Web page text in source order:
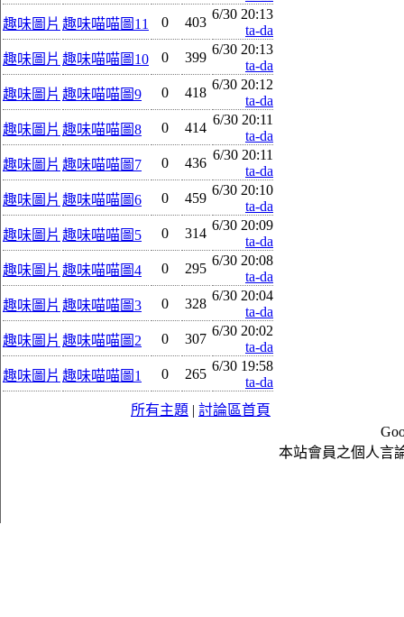
趣味圖片 趣味喵喵圖11 0 403
6/30 20:13
ta-da
趣味圖片 趣味喵喵圖10 0 399
6/30 20:13
ta-da
趣味圖片 趣味喵喵圖9 0 418
6/30 20:12
ta-da
趣味圖片 趣味喵喵圖8 0 414
6/30 20:11
ta-da
趣味圖片 趣味喵喵圖7 0 436
6/30 20:11
ta-da
趣味圖片 趣味喵喵圖6 0 459
6/30 20:10
ta-da
趣味圖片 趣味喵喵圖5 0 314
6/30 20:09
ta-da
趣味圖片 趣味喵喵圖4 0 295
6/30 20:08
ta-da
趣味圖片 趣味喵喵圖3 0 328
6/30 20:04
ta-da
趣味圖片 趣味喵喵圖2 0 307
6/30 20:02
ta-da
趣味圖片 趣味喵喵圖1 0 265
6/30 19:58
ta-da
所有主題 | 討論區首頁
本站會員之個人言